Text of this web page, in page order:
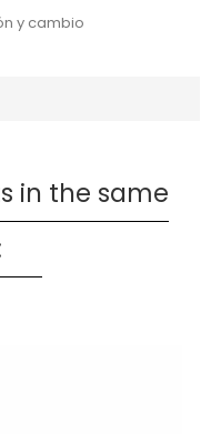
y cambio
in the same